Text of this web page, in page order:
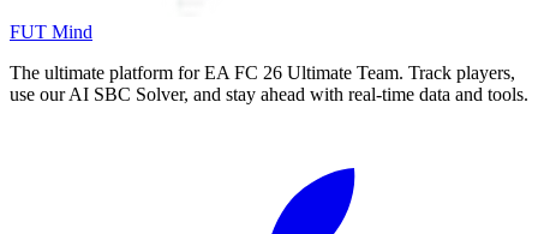
FUT Mind
The ultimate platform for EA FC 26 Ultimate Team. Track players,
use our AI SBC Solver, and stay ahead with real-time data and tools.